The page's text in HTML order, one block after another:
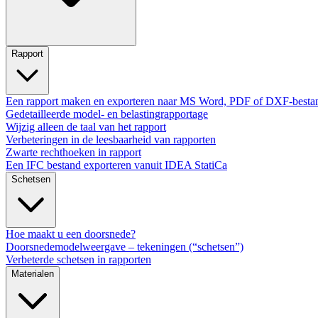
Rapport
Een rapport maken en exporteren naar MS Word, PDF of DXF-
Gedetailleerde model- en belastingrapportage
Wijzig alleen de taal van het rapport
Verbeteringen in de leesbaarheid van rapporten
Zwarte rechthoeken in rapport
Een IFC bestand exporteren vanuit IDEA StatiCa
Schetsen
Hoe maakt u een doorsnede?
Doorsnedemodelweergave – tekeningen (“schetsen”)
Verbeterde schetsen in rapporten
Materialen